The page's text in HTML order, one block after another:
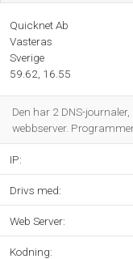
Quicknet Ab
Vasteras
Sverige
59.62, 16.55
Den har 2 DNS-journaler,
webbserver.
IP:
Drivs med:
Web Server:
Kodning: